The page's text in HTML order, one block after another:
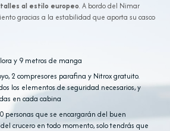
al estilo europeo. A bordo del Nimar
gracias a la estabilidad que aporta su casco
y 9 metros de manga
2 compresores parafina y Nitrox gratuito.
los elementos de seguridad necesarios, y
en cada cabina
personas que se encargarán del buen
crucero en todo momento, solo tendrás que